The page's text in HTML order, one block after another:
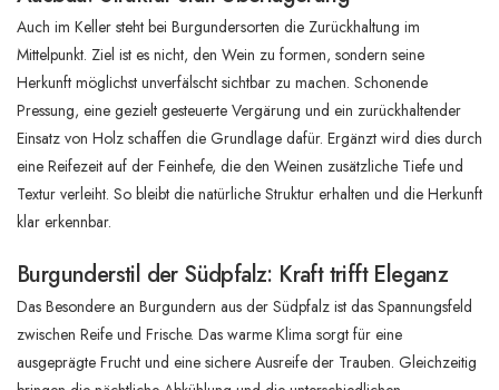
Auch im Keller steht bei Burgundersorten die Zurückhaltung im
Mittelpunkt. Ziel ist es nicht, den Wein zu formen, sondern seine
Herkunft möglichst unverfälscht sichtbar zu machen. Schonende
Pressung, eine gezielt gesteuerte Vergärung und ein zurückhaltender
Einsatz von Holz schaffen die Grundlage dafür. Ergänzt wird dies durch
eine Reifezeit auf der Feinhefe, die den Weinen zusätzliche Tiefe und
Textur verleiht. So bleibt die natürliche Struktur erhalten und die Herkunft
klar erkennbar.
Burgunderstil der Südpfalz: Kraft trifft Eleganz
Das Besondere an Burgundern aus der Südpfalz ist das Spannungsfeld
zwischen Reife und Frische. Das warme Klima sorgt für eine
ausgeprägte Frucht und eine sichere Ausreife der Trauben. Gleichzeitig